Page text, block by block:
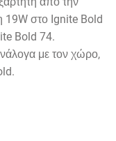
19W στο Ignite Bold
Bold 74.
με τον χώρο,